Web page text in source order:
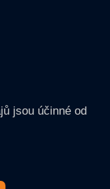
jsou účinné od